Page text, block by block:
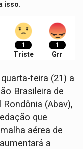
isso.
1
Triste
1
Grr
feira (21) a
Brasileira de
(Abav),
que
aérea de
a